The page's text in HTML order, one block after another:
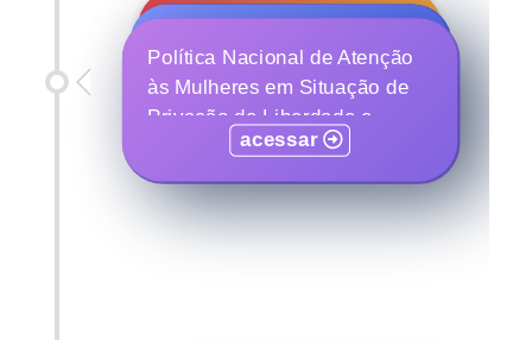
Programa Mulher Segura e
Protegida
acessar
Ciências Exatas, Engenharias
e Computação
acessar
Política Nacional de Atenção
às Mulheres em Situação de
Privação de Liberdade e
Egressas do Sistema Prisional
acessar